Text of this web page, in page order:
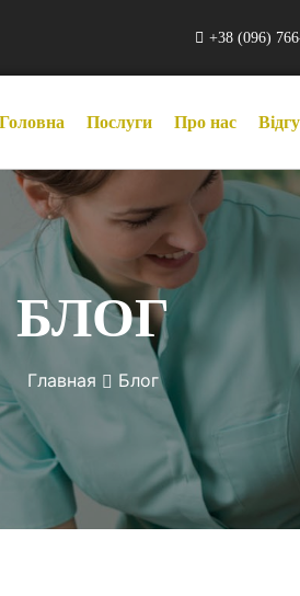
+38 (096)
Головна Послуги Про нас
БЛОГ
Главная Блог